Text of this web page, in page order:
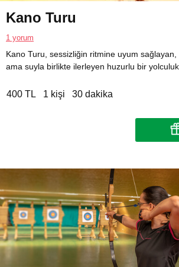
Kano Turu
1 yorum
Kano Turu, sessizliğin ritmine uyum sağlayan,
ama suyla birlikte ilerleyen huzurlu bir
400 TL 1 kişi 30 dakika